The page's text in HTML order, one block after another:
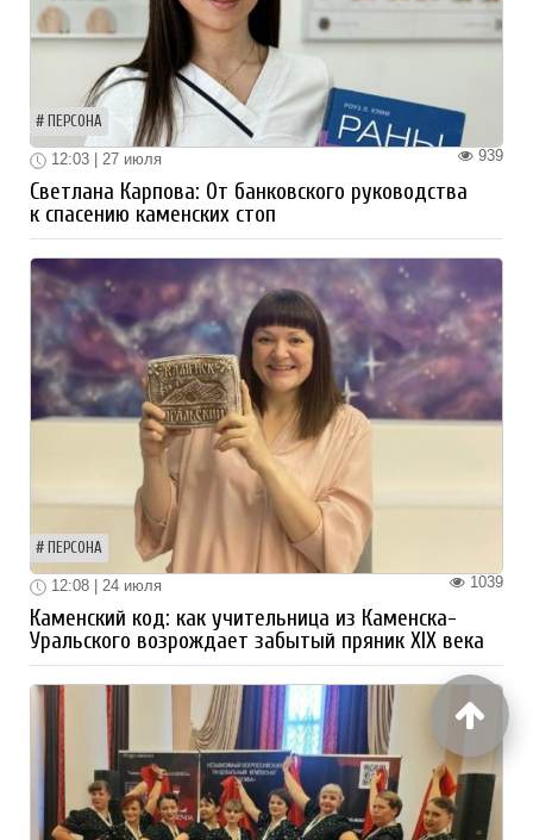
ПЕРСОНА
939
12:03 | 27 июля
Светлана Карпова: От банковского руководства
к спасению каменских стоп
ПЕРСОНА
1039
12:08 | 24 июля
Каменский код: как учительница из Каменска-
Уральского возрождает забытый пряник XIX века